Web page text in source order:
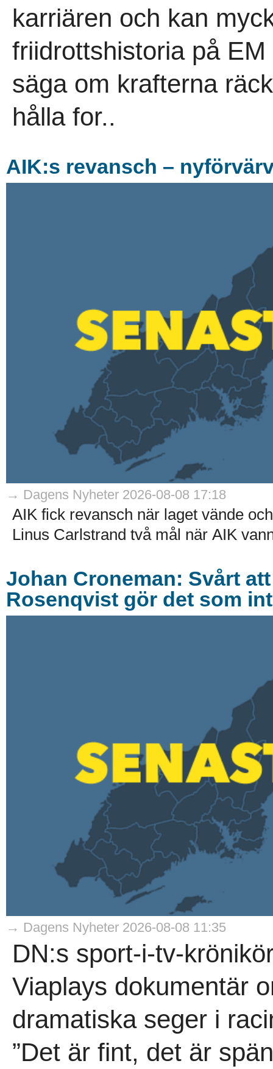
karriären och kan
friidrottshistoria på
säga om krafterna
hålla for..
AIK:s revansch –
→ Dagens Nyheter 2026-08-08 17:18
AIK fick revansch när laget vände
Linus Carlstrand två mål när AIK
Johan Croneman: Svårt
Rosenqvist gör det som
→ Dagens Nyheter 2026-08-08 11:35
DN:s sport-i-tv-
Viaplays dokumentär
dramatiska seger i
”Det är fint, det är